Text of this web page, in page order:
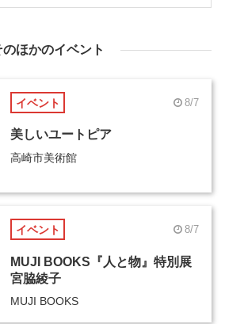
のほかのイベント
イベント 8/7
美しいユートピア
高崎市美術館
イベント 8/7
MUJI BOOKS『人と物』特別展
宮脇綾子
MUJI BOOKS